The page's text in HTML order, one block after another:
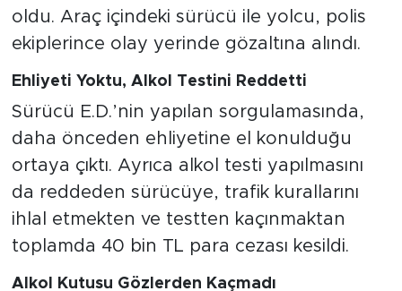
oldu. Araç içindeki sürücü ile yolcu, polis
ekiplerince olay yerinde gözaltına alındı.
Ehliyeti Yoktu, Alkol Testini Reddetti
Sürücü E.D.’nin yapılan sorgulamasında,
daha önceden ehliyetine el konulduğu
ortaya çıktı. Ayrıca alkol testi yapılmasını
da reddeden sürücüye, trafik kurallarını
ihlal etmekten ve testten kaçınmaktan
toplamda 40 bin TL para cezası kesildi.
Alkol Kutusu Gözlerden Kaçmadı